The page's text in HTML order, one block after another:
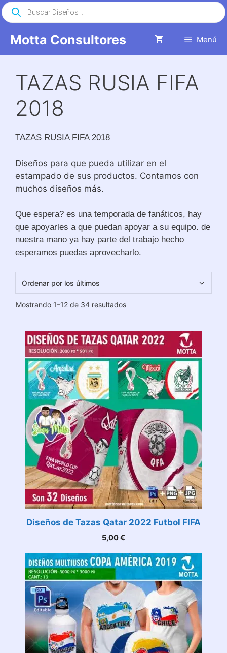
Saltar
al
Motta Consultores Menú
Búsqueda
de
productos
TAZAS RUSIA FIFA
2018
TAZAS RUSIA FIFA 2018
Diseños para que pueda utilizar en el
estampado de sus productos. Contamos con
muchos diseños más.
Que espera? es una temporada de fanáticos, hay
que apoyarles a que puedan apoyar a su equipo. de
nuestra mano ya hay parte del trabajo hecho
esperamos puedas aprovecharlo.
Mostrando 1–12 de 34 resultadosOrdenado
últimos
Diseños de Tazas Qatar 2022 Futbol FIFA
5,00€